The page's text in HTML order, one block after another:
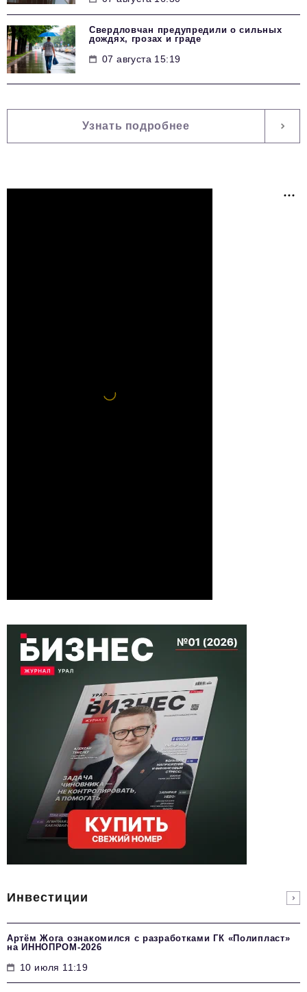
Свердловчан предупредили о сильных
дождях, грозах и граде
07 августа 15:19
Узнать подробнее
Инвестиции
Артём Жога ознакомился с разработками ГК «Полипласт»
на ИННОПРОМ-2026
10 июля 11:19